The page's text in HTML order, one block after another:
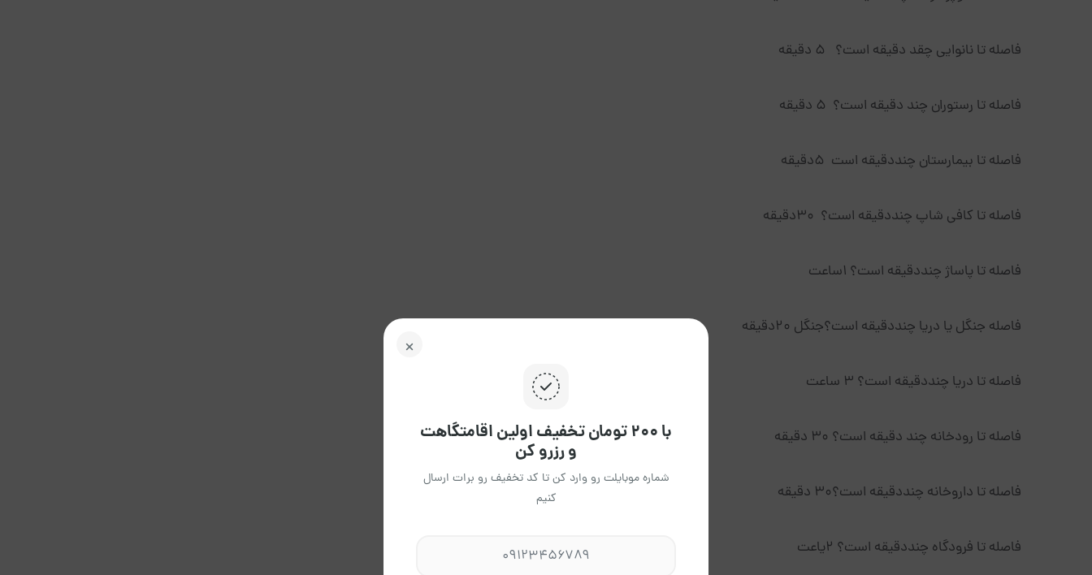
فاصله تا نانوایی چقد دقیقه است؟ 5 دقیقه
فاصله تا رستوران چند دقیقه است؟ ۵ دقیقه
فاصله تا بیمارستان چنددقیقه است 5دقیقه
فاصله تا کافی شاپ چنددقیقه است؟ 30دقیقه
فاصله تا پاساژ چنددقیقه است؟ 1ساعت
فاصله جنگل یا دریا چنددقیقه است؟جنگل 20دقیقه
فاصله تا دریا چنددقیقه است؟ 3 ساعت
فاصله تا رودخانه چند دقیقه است؟ 30 دقیقه
فاصله تا داروخانه چنددقیقه است؟30 دقیقه
فاصله تا فرودگاه چنددقیقه است؟ ۲یاعت
با ۲۰۰ تومان تخفیف اولین اقامتگاهت
و رزرو کن
شماره موبایلت رو وارد کن تا کد تخفیف رو برات ارسال
کنیم